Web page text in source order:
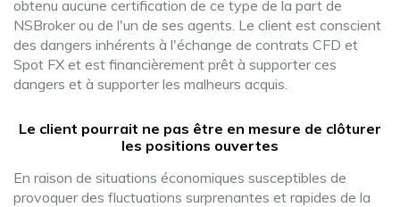
obtenu aucune certification de ce type de la part de
NSBroker ou de l'un de ses agents. Le client est conscient
des dangers inhérents à l'échange de contrats CFD et
Spot FX et est financièrement prêt à supporter ces
dangers et à supporter les malheurs acquis.
Le client pourrait ne pas être en mesure de clôturer
les positions ouvertes
En raison de situations économiques susceptibles de
provoquer des fluctuations surprenantes et rapides de la